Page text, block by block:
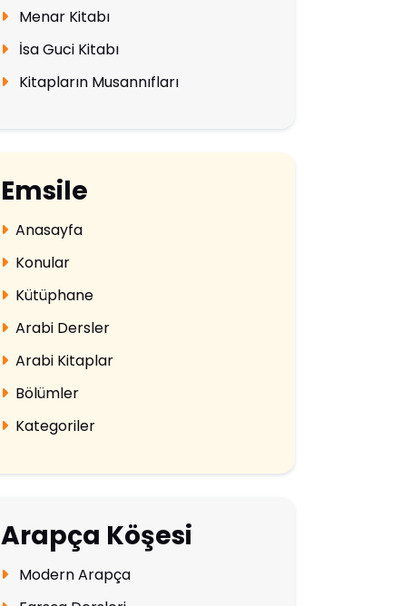
Menar Kitabı
İsa Guci Kitabı
Kitapların Musannıfları
Emsile
Anasayfa
Konular
Kütüphane
Arabi Dersler
Arabi Kitaplar
Bölümler
Kategoriler
Arapça Köşesi
Modern Arapça